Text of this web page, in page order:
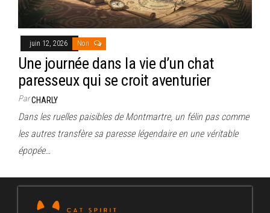
juin 12, 2026 Non
Une journée dans la vie d’un chat
paresseux qui se croit aventurier
ParCHARLY
Dans les ruelles paisibles de Montmartre, un félin pas comme
les autres transfère sa paresse légendaire en une véritable
épopée…